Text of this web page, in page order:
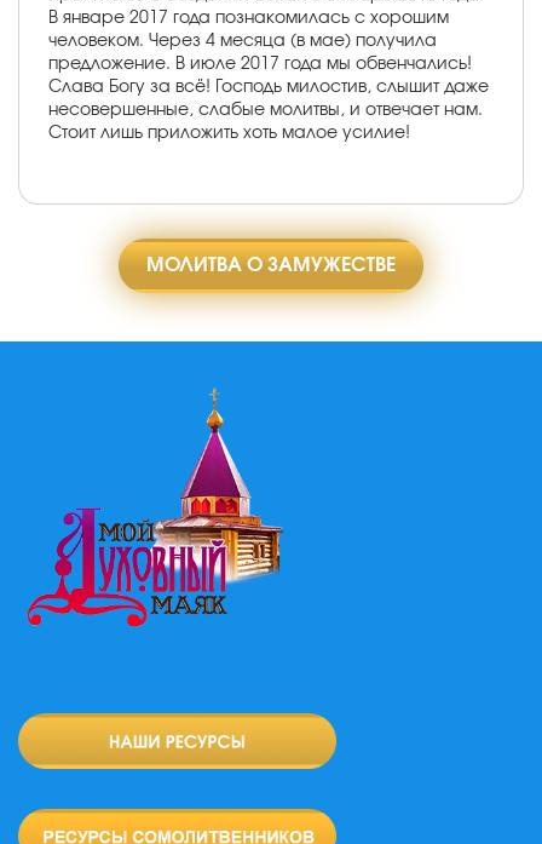
В январе 2017 года познакомилась с хорошим
человеком. Через 4 месяца (в мае) получила
предложение. В июле 2017 года мы обвенчались!
Слава Богу за всё! Господь милостив, слышит даже
несовершенные, слабые молитвы, и отвечает нам.
Стоит лишь приложить хоть малое усилие!
МОЛИТВА О ЗАМУЖЕСТВЕ